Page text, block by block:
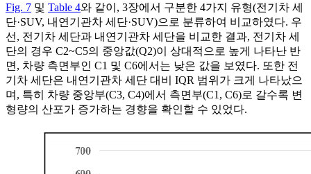
Fig. 7 및 Table 4와 같이, 3장에서 구분한 4가지 유형(전기차 세
단·SUV, 내연기관차 세단·SUV)으로 분류하여 비교하였다. 우
선, 전기차 세단과 내연기관차 세단을 비교한 결과, 전기차 세
단의 경우 C2~C5의 중앙값(Q2)이 상대적으로 높게 나타난 반
면, 차량 측면부인 C1 및 C6에서는 낮은 값을 보였다. 또한 전
기차 세단은 내연기관차 세단 대비 IQR 범위가 크게 나타났으
며, 특히 차량 중앙부(C3, C4)에서 측면부(C1, C6)로 갈수록 변
형량의 산포가 증가하는 경향을 확인할 수 있었다.